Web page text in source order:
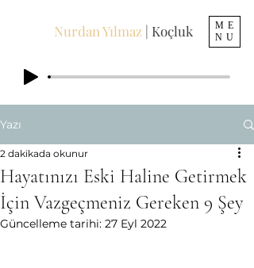
ME
NU
Nurdan Yılmaz | Koçluk
Yazı
Hayatınızı Eski Haline Getirmek
İçin Vazgeçmeniz Gereken 9 Şey
2 dakikada okunur
Güncelleme tarihi: 27 Eyl 2022